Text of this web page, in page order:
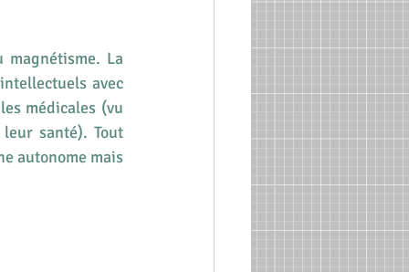
magnétisme. La
avec
médicales (vu
leur santé). Tout
autonome mais